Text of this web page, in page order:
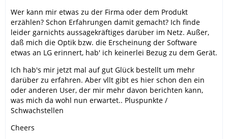
Wer kann mir etwas zu der Firma oder dem Produkt
erzählen? Schon Erfahrungen damit gemacht? Ich finde
leider garnichts aussagekräftiges darüber im Netz. Außer,
daß mich die Optik bzw. die Erscheinung der Software
etwas an LG erinnert, hab' ich keinerlei Bezug zu dem Gerät.
Ich hab's mir jetzt mal auf gut Glück bestellt um mehr
darüber zu erfahren. Aber vllt gibt es hier schon den ein
oder anderen User, der mir mehr davon berichten kann,
was mich da wohl nun erwartet.. Pluspunkte /
Schwachstellen
Cheers